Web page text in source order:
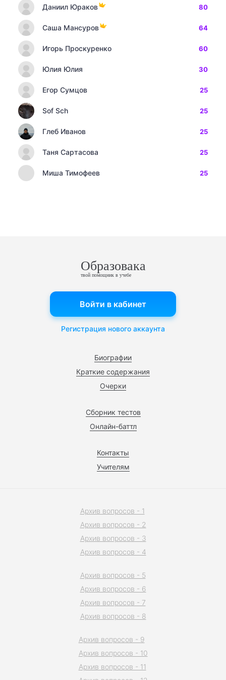
Даниил Юраков 80
Саша Мансуров 64
Игорь Проскуренко 60
Юлия Юлия 30
Егор Сумцов 25
Sof Sch 25
Глеб Иванов 25
Таня Сартасова 25
Миша Тимофеев 25
Образовака
твой помощник в учебе
Биографии
Краткие содержания
Очерки
Сборник тестов
Онлайн-баттл
Контакты
Учителям
Войти в кабинет
Регистрация нового аккаунта
Архив вопросов - 1
Архив вопросов - 2
Архив вопросов - 3
Архив вопросов - 4
Архив вопросов - 5
Архив вопросов - 6
Архив вопросов - 7
Архив вопросов - 8
Архив вопросов - 9
Архив вопросов - 10
Архив вопросов - 11